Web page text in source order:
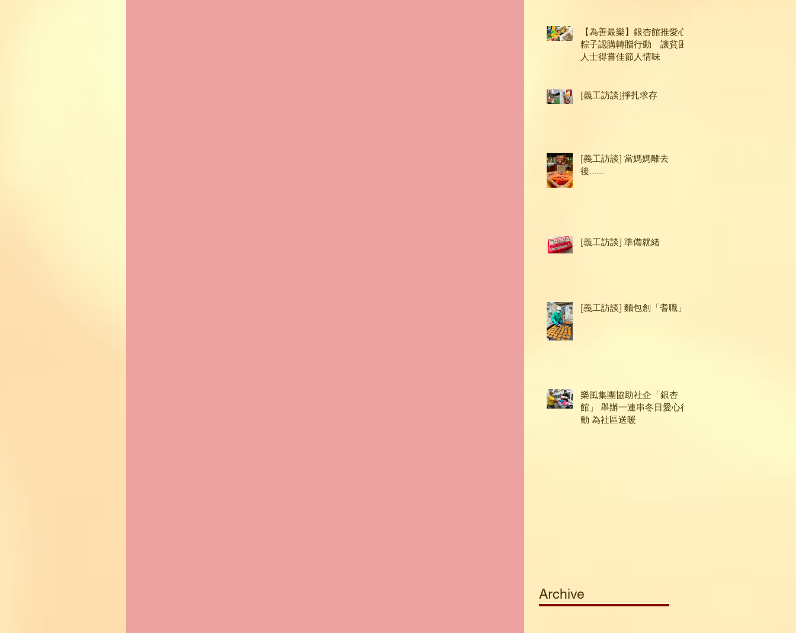
【為善最樂】銀杏館推愛心
粽子認購轉贈行動 讓貧困
人士得嘗佳節人情味
[義工訪談]掙扎求存
[義工訪談] 當媽媽離去
後......
[義工訪談] 準備就緒
[義工訪談] 麵包創「耆職」
樂風集團協助社企「銀杏
館」 舉辦一連串冬日愛心行
動 為社區送暖
Archive